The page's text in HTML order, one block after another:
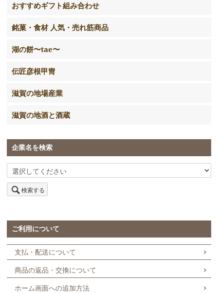
おすすめギフト組み合わせ
銘菓・食材 人気・売れ筋商品
湖の餅〜tae〜
伝匠彦根甲冑
滋賀の地場産業
滋賀の地酒と酒蔵
企業名を検索
検索する
ご利用について
支払・配送について
商品の返品・交換について
ホーム画面への追加方法